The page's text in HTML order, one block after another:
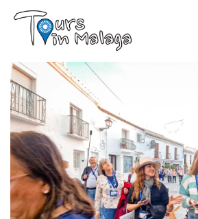
Primary